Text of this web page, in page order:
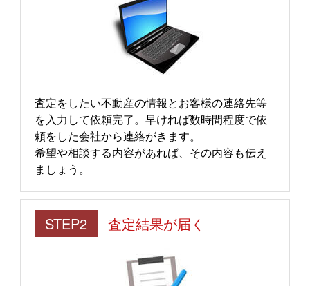
査定をしたい不動産の情報とお客様の連絡先等
を入力して依頼完了。早ければ数時間程度で依
頼をした会社から連絡がきます。
希望や相談する内容があれば、その内容も伝え
ましょう。
STEP2 査定結果が届く